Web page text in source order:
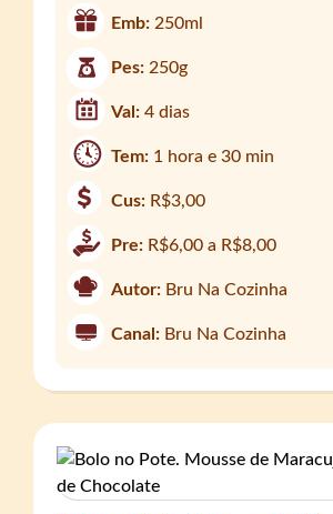
Emb: 250ml
Pes: 250g
Val:4 dias
Tem: 1 hora e 30 min
Cus: R$3,00
Pre: R$6,00 a R$8,00
Autor: Bru Na Cozinha
Canal: Bru Na Cozinha